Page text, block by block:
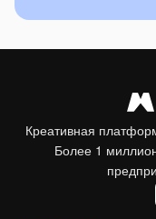
Креативная
Более 1